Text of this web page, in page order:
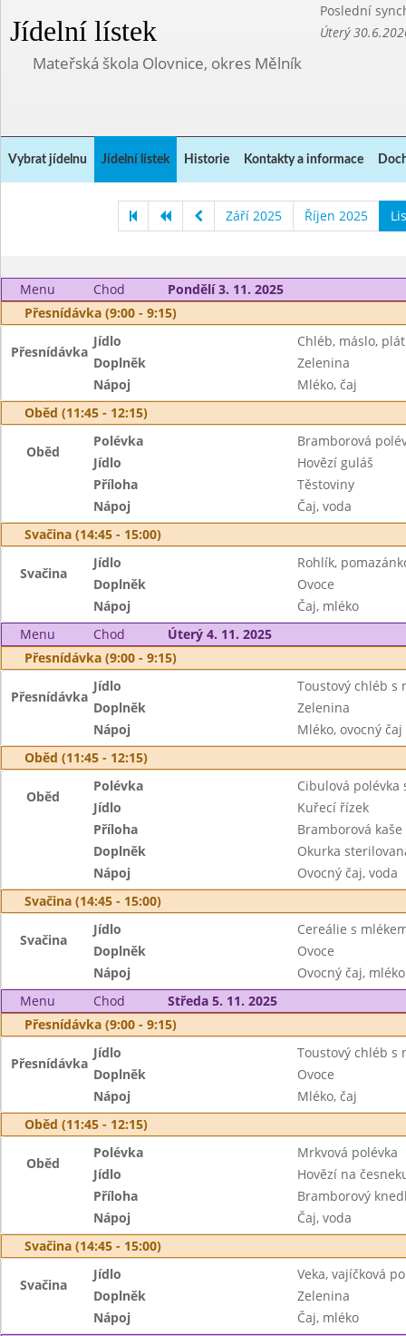
Jídelní lístek
Poslední
Úterý
Mateřská škola Olovnice, okres Mělník
Vybrat jídelnu Jídelní lístek Historie Kontakty a informace
Září 2025 Říjen 2025
Menu Chod
Pondělí 3. 11. 2025
Přesnídávka (9:00 - 9:15)
Přesnídávka
Jídlo
Chléb, máslo,
Doplněk
Zelenina
Nápoj
Mléko, čaj
Oběd (11:45 - 12:15)
Oběd
Polévka
Bramborová
Jídlo
Hovězí guláš
Příloha
Těstoviny
Nápoj
Čaj, voda
Svačina (14:45 - 15:00)
Svačina
Jídlo
Rohlík,
Doplněk
Ovoce
Nápoj
Čaj, mléko
Menu
Chod
Úterý 4. 11. 2025
Přesnídávka (9:00 - 9:15)
Přesnídávka
Jídlo
Toustový chléb s
Doplněk
Zelenina
Nápoj
Mléko, ovocný čaj
Oběd (11:45 - 12:15)
Oběd
Polévka
Cibulová polévka
Jídlo
Kuřecí řízek
Příloha
Bramborová kaše
Doplněk
Okurka
Nápoj
Ovocný čaj, voda
Svačina (14:45 - 15:00)
Svačina
Jídlo
Cereálie s
Doplněk
Ovoce
Nápoj
Ovocný čaj, mléko
Menu
Chod
Středa 5. 11. 2025
Přesnídávka (9:00 - 9:15)
Přesnídávka
Jídlo
Toustový chléb s
Doplněk
Ovoce
Nápoj
Mléko, čaj
Oběd (11:45 - 12:15)
Oběd
Polévka
Mrkvová polévka
Jídlo
Hovězí na
Příloha
Bramborový
Nápoj
Čaj, voda
Svačina (14:45 - 15:00)
Svačina
Jídlo
Veka, vajíčková
Doplněk
Zelenina
Nápoj
Čaj, mléko